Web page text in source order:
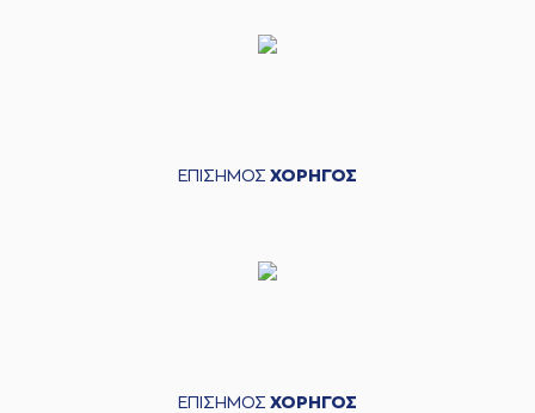
ΕΠΙΣΗΜΟΣ ΧΟΡΗΓΟΣ
ΕΠΙΣΗΜΟΣ ΧΟΡΗΓΟΣ